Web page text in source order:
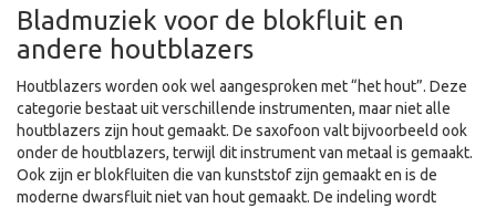
Bladmuziek voor de blokfluit en
andere houtblazers
Houtblazers worden ook wel aangesproken met “het hout”. Deze
categorie bestaat uit verschillende instrumenten, maar niet alle
houtblazers zijn hout gemaakt. De saxofoon valt bijvoorbeeld ook
onder de houtblazers, terwijl dit instrument van metaal is gemaakt.
Ook zijn er blokfluiten die van kunststof zijn gemaakt en is de
moderne dwarsfluit niet van hout gemaakt. De indeling wordt